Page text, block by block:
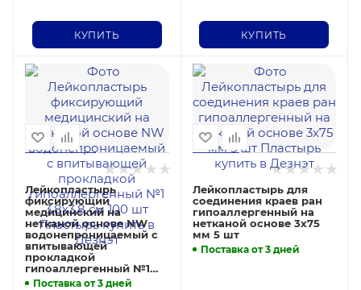
КУПИТЬ КУПИТЬ
Лейкопластырь
фиксирующий
медицинский на
нетканой основе NW
водонепроницаемый с
впитывающей
прокладкой
гипоаллергенный №1
3,8х3,8 см 100 шт
Поставка от 3 дней
Лейкопластырь для
соединения краев ран
гипоаллергенный на
нетканой основе 3х75
мм 5 шт
Поставка от 3 дней